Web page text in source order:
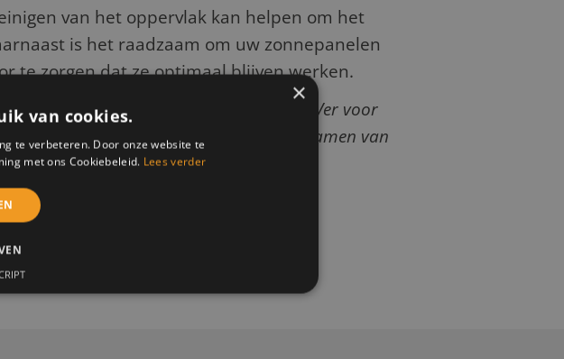
van het oppervlak kan helpen om het
is het raadzaam om uw zonnepanelen
te zorgen dat ze optimaal blijven werken.
situatie? Neem contact op met ElektraVer voor
u klaar om u te helpen bij het verduurzamen van
en duurzamere toekomst.
×
van cookies.
te verbeteren. Door onze website te
met ons Cookiebeleid. Lees verder